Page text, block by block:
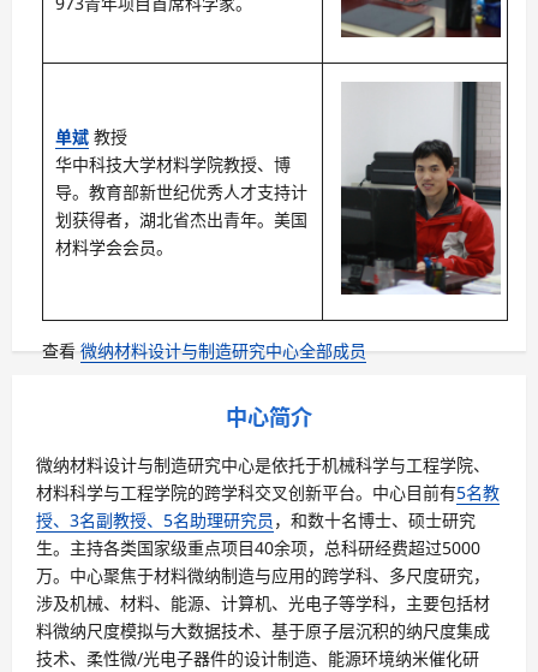
单斌 教授
华中科技大学材料学院教授、博
导。教育部新世纪优秀人才支持计
划获得者，湖北省杰出青年。美国
材料学会会员。
查看微纳材料设计与制造研究中心全部成员
中心简介
微纳材料设计与制造研究中心是依托于机械科学与工程学院、
材料科学与工程学院的跨学科交叉创新平台。中心目前有5名教
授、3名副教授、5名助理研究员 ，和数十名博士、硕士研究
生。主持各类国家级重点项目40余项，总科研经费超过5000
万。中心聚焦于材料微纳制造与应用的跨学科、多尺度研究，
涉及机械、材料、能源、计算机、光电子等学科，主要包括材
料微纳尺度模拟与大数据技术、基于原子层沉积的纳尺度集成
技术、柔性微/光电子器件的设计制造、能源环境纳米催化研